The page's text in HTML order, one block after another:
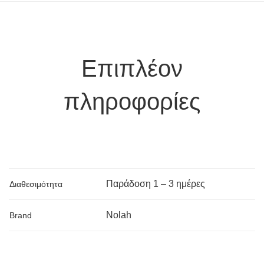
Επιπλέον
πληροφορίες
Διαθεσιμότητα Παράδoση 1 – 3 ημέρες
Brand Nolah